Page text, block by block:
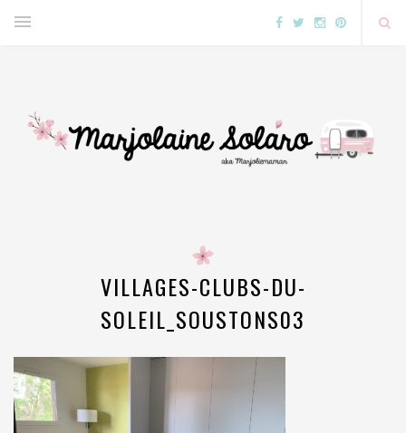
VILLAGES-CLUBS-DU-
SOLEIL_SOUSTONS03